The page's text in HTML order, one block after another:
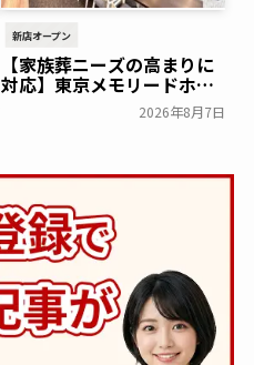
新店オープン
【家族葬ニーズの高まりに
対応】東京メモリードホー
ルに貸切型家族葬空間『第
８ホール～Living～』オー
2026年8月7日